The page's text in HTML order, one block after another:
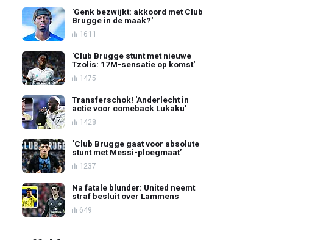
'Genk bezwijkt: akkoord met Club
Brugge in de maak?'
1611
'Club Brugge stunt met nieuwe
Tzolis: 17M-sensatie op komst'
1475
Transferschok! 'Anderlecht in
actie voor comeback Lukaku'
1428
‘Club Brugge gaat voor absolute
stunt met Messi-ploegmaat’
1237
Na fatale blunder: United neemt
straf besluit over Lammens
649